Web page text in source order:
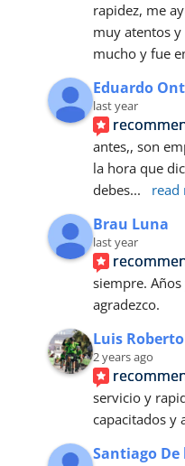
rapidez, me
muy atentos
mucho y fue
Eduardo
last year
antes,, son
la hora que
debes... read
Brau Luna
last year
siempre.
agradezco.
Luis
2 years ago
servicio y
capacitados y
Santiago De